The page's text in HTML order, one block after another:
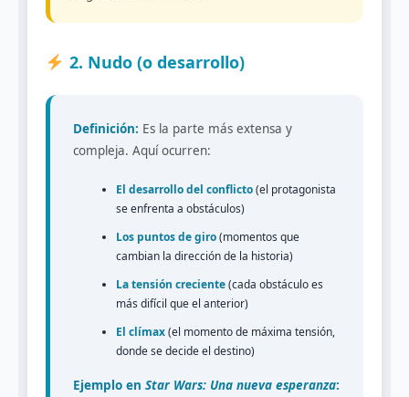
2. Nudo (o desarrollo)
Definición: Es la parte más extensa y
compleja. Aquí ocurren:
El desarrollo del conflicto(el protagonista
se enfrenta a obstáculos)
Los puntos de giro(momentos que
cambian la dirección de la historia)
La tensión creciente(cada obstáculo es
más difícil que el anterior)
El clímax(el momento de máxima tensión,
donde se decide el destino)
Ejemplo en Star Wars: Una nueva esperanza: